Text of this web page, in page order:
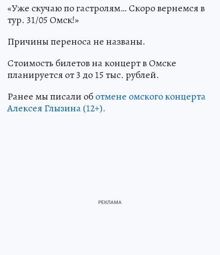
«Уже скучаю по гастролям… Скоро вернемся в
тур. 31/05 Омск!»
Причины переноса не названы.
Стоимость билетов на концерт в Омске
планируется от 3 до 15 тыс. рублей.
Ранее мы писали оботмене омского концерта
Алексея Глызина (12+).